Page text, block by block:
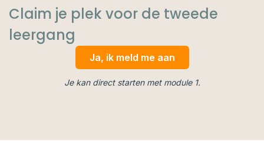
Claim je plek voor de tweede
leergang
Ja, ik meld me aan
Je kan direct starten met module 1.